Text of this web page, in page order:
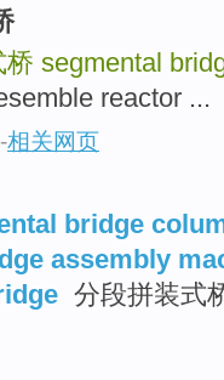
桥 segmental
reactor ...
-相关网页
bridge
assembly
分段拼装式